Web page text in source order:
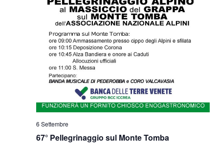
67° Pellegrinaggio sul Monte Tomba
6 Settembre